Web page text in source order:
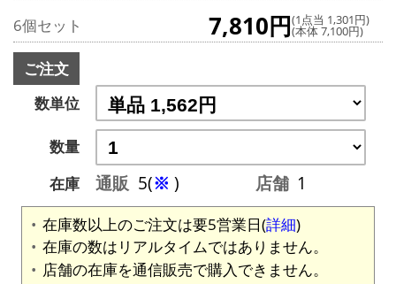
6個セット 7,810円(1点当 1,301円)
(本体 7,100円)
ご注文
数単位
数量
在庫
通販 5(※ ) 店舗 1
在庫数以上のご注文は要5営業日(詳細)
在庫の数はリアルタイムではありません。
店舗の在庫を通信販売で購入できません。